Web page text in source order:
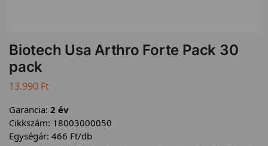
Biotech Usa Arthro Forte Pack 30
pack
13.990 Ft
Garancia: 2 év
Cikkszám: 18003000050
Egységár: 466 Ft/db